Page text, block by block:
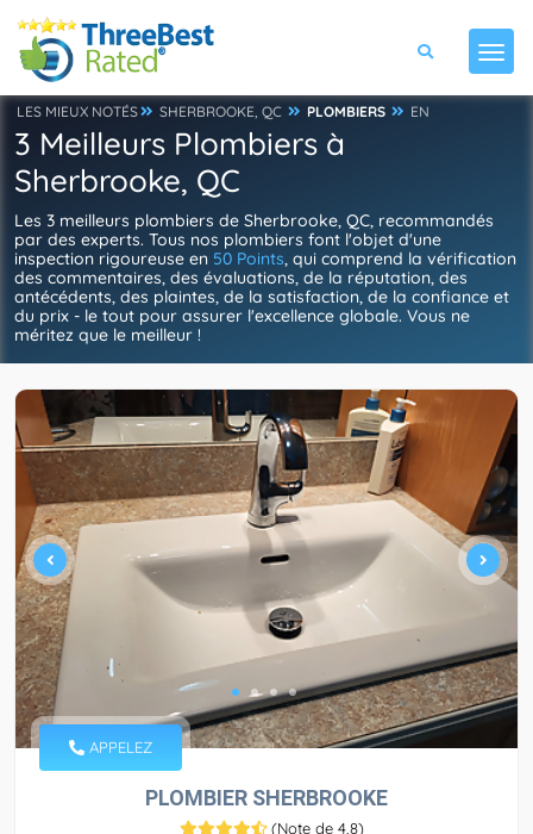
LES MIEUX NOTÉS SHERBROOKE, QC PLOMBIERS EN
3 Meilleurs Plombiers à
Sherbrooke, QC
Les 3 meilleurs plombiers de Sherbrooke, QC, recommandés
par des experts. Tous nos plombiers font l'objet d'une
inspection rigoureuse en 50 Points, qui comprend la vérification
des commentaires, des évaluations, de la réputation, des
antécédents, des plaintes, de la satisfaction, de la confiance et
du prix - le tout pour assurer l'excellence globale. Vous ne
méritez que le meilleur !
APPELEZ
PLOMBIER SHERBROOKE
(Note de 4,8)